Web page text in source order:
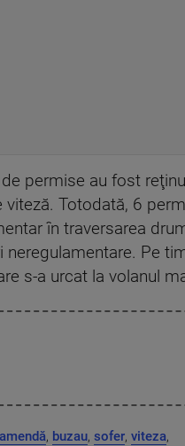
permise au fost
viteză. Totodată, 6
în traversarea
neregulamentare. Pe
s-a urcat la volanul
amendă, buzau, sofer, viteza,